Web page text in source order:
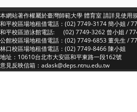
本網站著作權屬於臺灣師範大學 體育室 請詳見使用
和平校區場地租借電話：(02) 7749-3174 簡小姐 /
和平校區游泳館電話: (02) 7749-3262 曾小姐 /
公館校區場地租借電話：(02) 7749-6853 董先生 /
林口校區場地租借電話：(02) 7749-8466 陳小姐
地址：10610台北市大安區和平東路一段162號
意見反映信箱：adask@deps.ntnu.edu.tw